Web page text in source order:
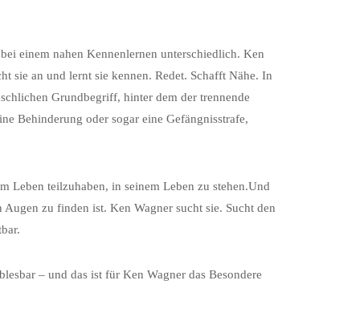
einem nahen Kennenlernen unterschiedlich. Ken
sie an und lernt sie kennen. Redet. Schafft Nähe. In
Grundbegriff, hinter dem der trennende
Behinderung oder sogar eine Gefängnisstrafe,
Leben teilzuhaben, in seinem Leben zu stehen.Und
zu finden ist. Ken Wagner sucht sie. Sucht den
– und das ist für Ken Wagner das Besondere